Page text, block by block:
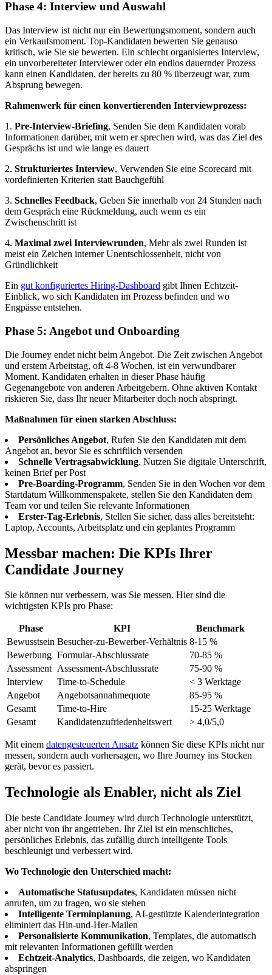
Phase 4: Interview und Auswahl
Das Interview ist nicht nur ein Bewertungsmoment, sondern auch
ein Verkaufsmoment. Top-Kandidaten bewerten Sie genauso
kritisch, wie Sie sie bewerten. Ein schlecht organisiertes Interview,
ein unvorbereiteter Interviewer oder ein endlos dauernder Prozess
kann einen Kandidaten, der bereits zu 80 % überzeugt war, zum
Absprung bewegen.
Rahmenwerk für einen konvertierenden Interviewprozess:
1. Pre-Interview-Briefing, Senden Sie dem Kandidaten vorab
Informationen darüber, mit wem er sprechen wird, was das Ziel des
Gesprächs ist und wie lange es dauert
2. Strukturiertes Interview, Verwenden Sie eine Scorecard mit
vordefinierten Kriterien statt Bauchgefühl
3. Schnelles Feedback, Geben Sie innerhalb von 24 Stunden nach
dem Gespräch eine Rückmeldung, auch wenn es ein
Zwischenschritt ist
4. Maximal zwei Interviewrunden, Mehr als zwei Runden ist
meist ein Zeichen interner Unentschlossenheit, nicht von
Gründlichkeit
Ein gut konfiguriertes Hiring-Dashboard gibt Ihnen Echtzeit-
Einblick, wo sich Kandidaten im Prozess befinden und wo
Engpässe entstehen.
Phase 5: Angebot und Onboarding
Die Journey endet nicht beim Angebot. Die Zeit zwischen Angebot
und erstem Arbeitstag, oft 4-8 Wochen, ist ein verwundbarer
Moment. Kandidaten erhalten in dieser Phase häufig
Gegenangebote von anderen Arbeitgebern. Ohne aktiven Kontakt
riskieren Sie, dass Ihr neuer Mitarbeiter doch noch abspringt.
Maßnahmen für einen starken Abschluss:
Persönliches Angebot, Rufen Sie den Kandidaten mit dem
Angebot an, bevor Sie es schriftlich versenden
Schnelle Vertragsabwicklung, Nutzen Sie digitale Unterschrift,
keinen Brief per Post
Pre-Boarding-Programm, Senden Sie in den Wochen vor dem
Startdatum Willkommenspakete, stellen Sie den Kandidaten dem
Team vor und teilen Sie relevante Informationen
Erster-Tag-Erlebnis, Stellen Sie sicher, dass alles bereitsteht:
Laptop, Accounts, Arbeitsplatz und ein geplantes Programm
Messbar machen: Die KPIs Ihrer
Candidate Journey
Sie können nur verbessern, was Sie messen. Hier sind die
wichtigsten KPIs pro Phase:
Phase KPI
Benchmark
Bewusstsein Besucher-zu-Bewerber-Verhältnis 8-15 %
Bewerbung Formular-Abschlussrate
70-85 %
Assessment Assessment-Abschlussrate
75-90 %
Interview
Time-to-Schedule
< 3 Werktage
Angebot
Angebotsannahmequote
85-95 %
Gesamt
Time-to-Hire
15-25 Werktage
Gesamt
Kandidatenzufriedenheitswert > 4,0/5,0
Mit einem datengesteuerten Ansatz können Sie diese KPIs nicht nur
messen, sondern auch vorhersagen, wo Ihre Journey ins Stocken
gerät, bevor es passiert.
Technologie als Enabler, nicht als Ziel
Die beste Candidate Journey wird durch Technologie unterstützt,
aber nicht von ihr angetrieben. Ihr Ziel ist ein menschliches,
persönliches Erlebnis, das zufällig durch intelligente Tools
beschleunigt und verbessert wird.
Wo Technologie den Unterschied macht:
Automatische Statusupdates, Kandidaten müssen nicht
anrufen, um zu fragen, wo sie stehen
Intelligente Terminplanung, AI-gestützte Kalenderintegration
eliminiert das Hin-und-Her-Mailen
Personalisierte Kommunikation, Templates, die automatisch
mit relevanten Informationen gefüllt werden
Echtzeit-Analytics, Dashboards, die zeigen, wo Kandidaten
abspringen